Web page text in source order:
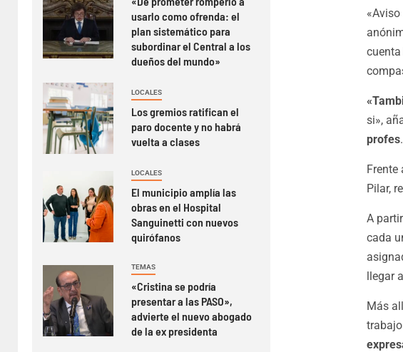
si»,
profes
Frente
Pilar,
A
cada
llegar
Más
usarlo como ofrenda: el
plan sistemático para
subordinar el Central a los
dueños del mundo»
LOCALES
Los gremios ratifican el
paro docente y no habrá
vuelta a clases
LOCALES
El municipio amplía las
obras en el Hospital
Sanguinetti con nuevos
quirófanos
TEMAS
«Cristina se podría
presentar a las PASO»,
advierte el nuevo abogado
de la ex presidenta